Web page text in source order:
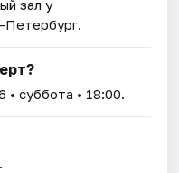
зал у
Петербург.
• суббота • 18:00.